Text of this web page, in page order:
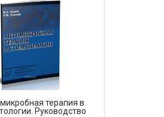
терапия в
Руководство